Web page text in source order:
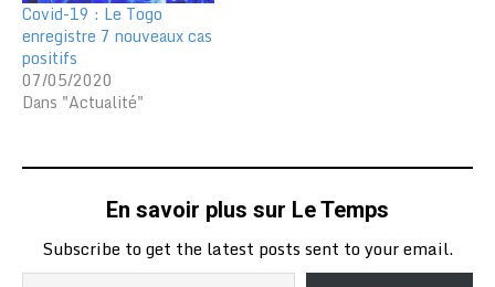
Covid-19 : Le Togo
enregistre 7 nouveaux cas
positifs
07/05/2020
Dans "Actualité"
En savoir plus sur Le Temps
Subscribe to get the latest posts sent to your email.